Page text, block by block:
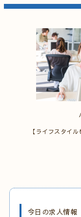
【ライフスタイ
今日の求人情報